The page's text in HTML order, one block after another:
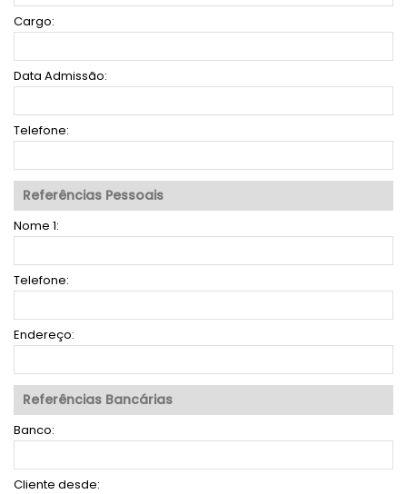
Cargo:
Data Admissão:
Telefone:
Referências Pessoais
Nome 1:
Telefone:
Endereço:
Referências Bancárias
Banco:
Cliente desde: